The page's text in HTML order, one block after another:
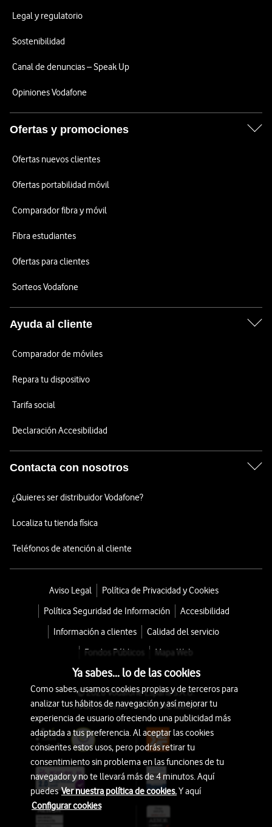
Legal y regulatorio
Sostenibilidad
Canal de denuncias – Speak Up
Opiniones Vodafone
Ofertas y promociones
Ofertas nuevos clientes
Ofertas portabilidad móvil
Comparador fibra y móvil
Fibra estudiantes
Ofertas para clientes
Sorteos Vodafone
Ayuda al cliente
Comparador de móviles
Repara tu dispositivo
Tarifa social
Declaración Accesibilidad
Contacta con nosotros
¿Quieres ser distribuidor Vodafone?
Localiza tu tienda física
Teléfonos de atención al cliente
Aviso Legal
Política de Privacidad y Cookies
Política Seguridad de Información
Accesibilidad
Información a clientes
Calidad del servicio
Fondos Públicos
Mapa Web
© 2026 Vodafone España S.A.U.
Avda. América 115, 28042 Madrid
Ya sabes... lo de las cookies
Como sabes, usamos cookies propias y de terceros para
analizar tus hábitos de navegación y así mejorar tu
experiencia de usuario ofreciendo una publicidad más
adaptada a tus preferencia. Al aceptar las cookies
consientes estos usos, pero podrás retirar tu
consentimiento sin problema en las funciones de tu
navegador y no te llevará más de 4 minutos. Aquí
puedesVer nuestra política de cookies.Y aquí
Configurar cookies